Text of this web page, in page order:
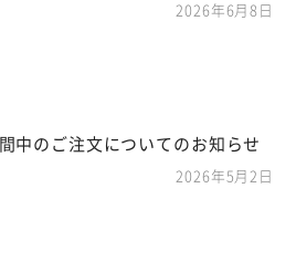
2026年6月8日
中のご注文についてのお知らせ
2026年5月2日